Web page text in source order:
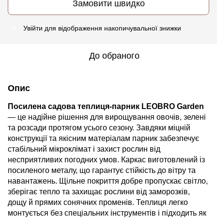
Замовити швидко
Увійти для відображення накопичувальної знижки
До обраного
Опис
Посилена садова теплиця-парник LEOBRO Garden
— це надійне рішення для вирощування овочів, зелені
та розсади протягом усього сезону. Завдяки міцній
конструкції та якісним матеріалам парник забезпечує
стабільний мікроклімат і захист рослин від
несприятливих погодних умов. Каркас виготовлений із
посиленого металу, що гарантує стійкість до вітру та
навантажень. Щільне покриття добре пропускає світло,
зберігає тепло та захищає рослини від заморозків,
дощу й прямих сонячних променів. Теплиця легко
монтується без спеціальних інструментів і підходить як